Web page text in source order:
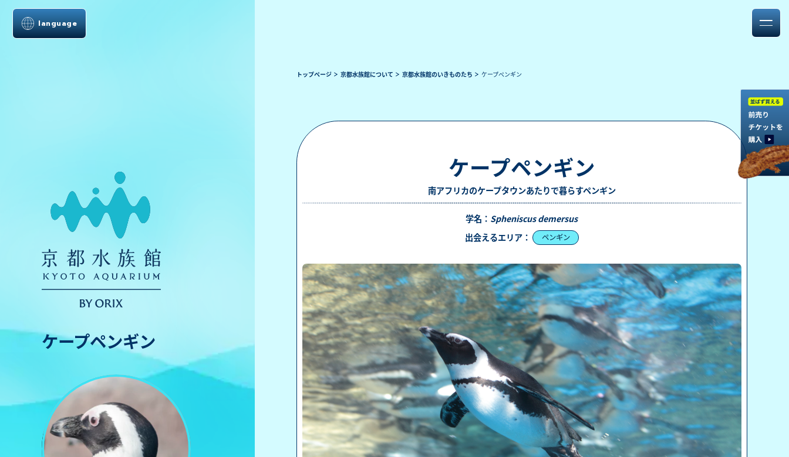
language
ケープペンギン
トップページ 京都水族館について 京都水族館のいきものたち ケープペンギン
ケープペンギン
南アフリカのケープタウンあたりで暮らすペンギン
学名： Spheniscus demersus
出会えるエリア：
ペンギン